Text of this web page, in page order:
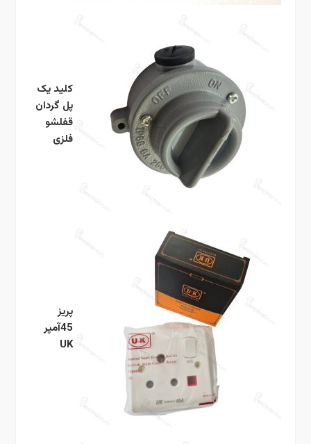
کلید یک
پل گردان
قفلشو
فلزی
پریز
45آمپر
UK